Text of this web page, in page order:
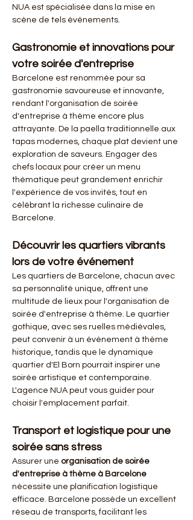
NUA est spécialisée dans la mise en
scène de tels événements.
Gastronomie et innovations pour
votre soirée d'entreprise
Barcelone est renommée pour sa
gastronomie savoureuse et innovante,
rendant l'organisation de soirée
d'entreprise à thème encore plus
attrayante. De la paella traditionnelle aux
tapas modernes, chaque plat devient une
exploration de saveurs. Engager des
chefs locaux pour créer un menu
thématique peut grandement enrichir
l'expérience de vos invités, tout en
célébrant la richesse culinaire de
Barcelone.
Découvrir les quartiers vibrants
lors de votre événement
Les quartiers de Barcelone, chacun avec
sa personnalité unique, offrent une
multitude de lieux pour l'organisation de
soirée d'entreprise à thème. Le quartier
gothique, avec ses ruelles médiévales,
peut convenir à un événement à thème
historique, tandis que le dynamique
quartier d'El Born pourrait inspirer une
soirée artistique et contemporaine.
L'agence NUA peut vous guider pour
choisir l'emplacement parfait.
Transport et logistique pour une
soirée sans stress
Assurer une organisation de soirée
d'entreprise à thème à Barcelone
nécessite une planification logistique
efficace. Barcelone possède un excellent
réseau de transports, facilitant les